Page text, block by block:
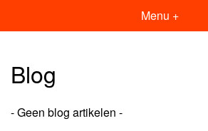
Menu +
Blog
- Geen blog artikelen -